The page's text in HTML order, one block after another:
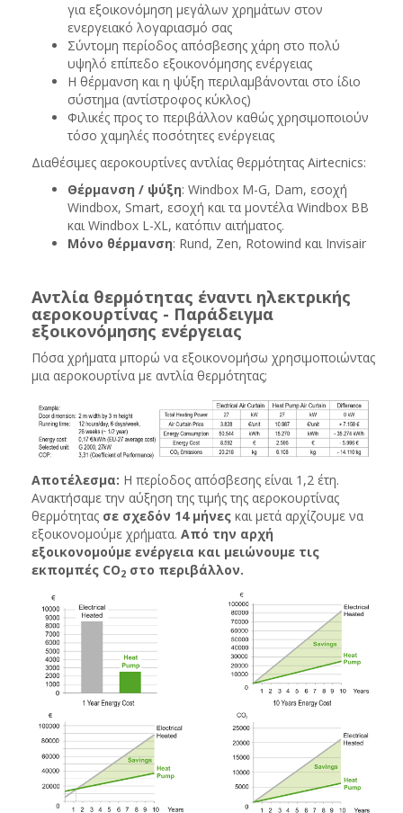
για εξοικονόμηση μεγάλων χρημάτων στον
ενεργειακό λογαριασμό σας
Σύντομη περίοδος απόσβεσης χάρη στο πολύ
υψηλό επίπεδο εξοικονόμησης ενέργειας
Η θέρμανση και η ψύξη περιλαμβάνονται στο ίδιο
σύστημα (αντίστροφος κύκλος)
Φιλικές προς το περιβάλλον καθώς χρησιμοποιούν
τόσο χαμηλές ποσότητες ενέργειας
Διαθέσιμες αεροκουρτίνες αντλίας θερμότητας Airtecnics:
Θέρμανση / ψύξη: Windbox M-G, Dam, εσοχή
Windbox, Smart, εσοχή και τα μοντέλα Windbox BB
και Windbox L-XL, κατόπιν αιτήματος.
Μόνο θέρμανση: Rund, Zen, Rotowind και Invisair
Αντλία θερμότητας έναντι ηλεκτρικής
αεροκουρτίνας - Παράδειγμα
εξοικονόμησης ενέργειας
Πόσα χρήματα μπορώ να εξοικονομήσω χρησιμοποιώντας
μια αεροκουρτίνα με αντλία θερμότητας;
Αποτέλεσμα: Η περίοδος απόσβεσης είναι 1,2 έτη.
Ανακτήσαμε την αύξηση της τιμής της αεροκουρτίνας
θερμότητας σε σχεδόν 14 μήνες και μετά αρχίζουμε να
εξοικονομούμε χρήματα. Από την αρχή
εξοικονομούμε ενέργεια και μειώνουμε τις
εκπομπές CO2 στο περιβάλλον.